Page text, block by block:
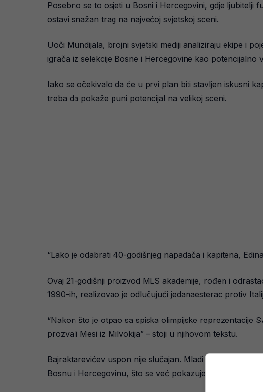
Posebno se to osjeti u Bosni i Hercegovini, gdje ljubitelji
ostavi snažan trag na najvećoj svjetskoj sceni.
Uoči Mundijala, brojni svjetski mediji analiziraju ekipe i
igrača iz selekcije Bosne i Hercegovine kao potencijalno
Iako se očekivalo da će u prvi plan biti stavljen iskusni
treba da pokaže puni potencijal na velikoj sceni.
“Lako je odabrati 40-godišnjeg napadača i kapitena,
Ovaj 21-godišnji proizvod MLS akademije, rođen i
1990-ih, realizovao je odlučujući jedanaesterac protiv
“Nakon što je otpao sa spiska olimpijske reprezentacije
prozvali Mesi iz Milvokija” – stoji u njihovom tekstu.
Bajraktarevićev uspon nije slučajan. Mladi fudbaler
Bosnu i Hercegovinu, što se već pokazuje kao pun